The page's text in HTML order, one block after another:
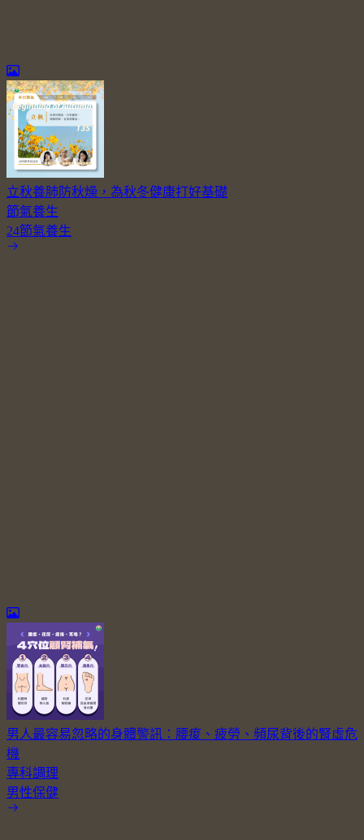
立秋養肺防秋燥，為秋冬健康打好基礎
節氣養生
24節氣養生
男人最容易忽略的身體警訊：腰痠、疲勞、頻尿背後的腎虛危
機
專科調理
男性保健